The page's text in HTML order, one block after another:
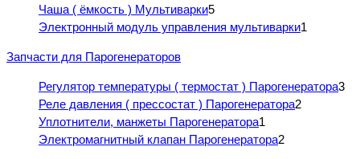
Чаша ( ёмкость ) Мультиварки5
Электронный модуль управления мультиварки1
Запчасти для Парогенераторов
Регулятор температуры ( термостат ) Парогенератора3
Реле давления ( прессостат ) Парогенератора2
Уплотнители, манжеты Парогенератора1
Электромагнитный клапан Парогенератора2